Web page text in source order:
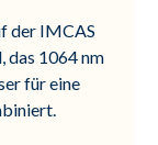
der IMCAS
das 1064 nm
für eine